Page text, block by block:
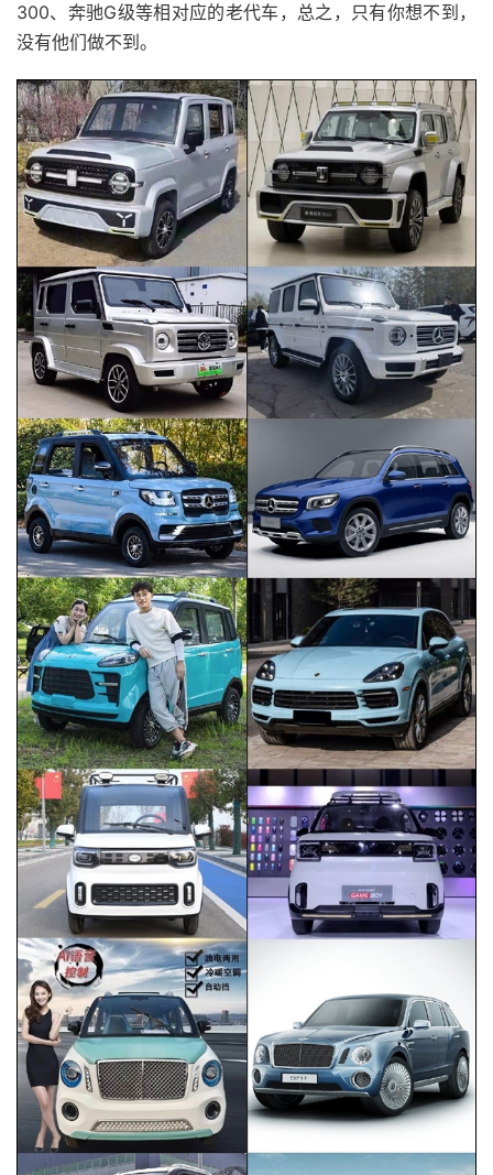
300、奔驰G级等相对应的老代车，总之，只有你想不到，
没有他们做不到。